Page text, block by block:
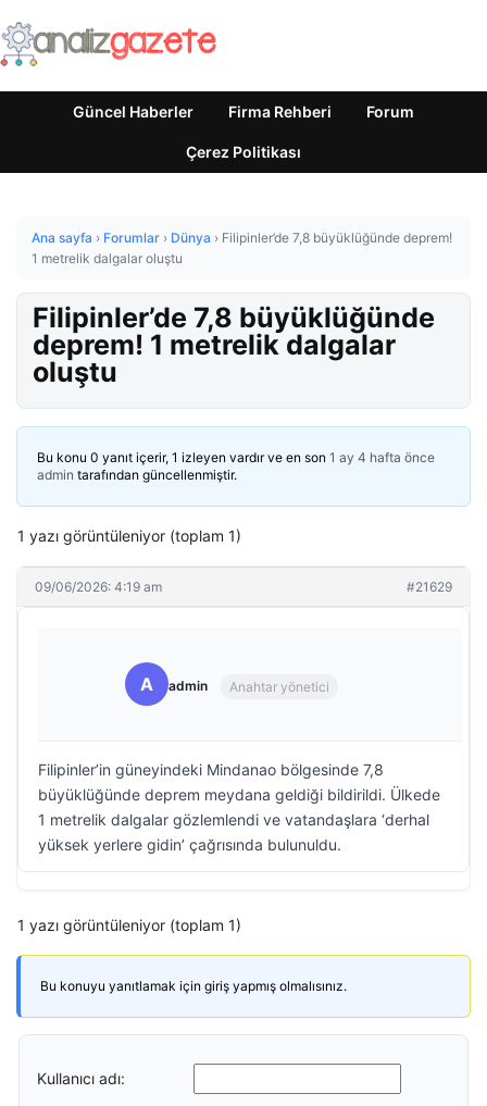
Güncel Haberler Firma Rehberi Forum
Çerez Politikası
Ana sayfa › Forumlar › Dünya › Filipinler’de 7,8 büyüklüğünde deprem!
1 metrelik dalgalar oluştu
Filipinler’de 7,8 büyüklüğünde
deprem! 1 metrelik dalgalar
oluştu
Bu konu 0 yanıt içerir, 1 izleyen vardır ve en son 1 ay 4 hafta önce
admin tarafından güncellenmiştir.
1 yazı görüntüleniyor (toplam 1)
09/06/2026: 4:19 am #21629
A admin Anahtar yönetici
Filipinler’in güneyindeki Mindanao bölgesinde 7,8
büyüklüğünde deprem meydana geldiği bildirildi. Ülkede
1 metrelik dalgalar gözlemlendi ve vatandaşlara ‘derhal
yüksek yerlere gidin’ çağrısında bulunuldu.
1 yazı görüntüleniyor (toplam 1)
Bu konuyu yanıtlamak için giriş yapmış olmalısınız.
Kullanıcı adı: